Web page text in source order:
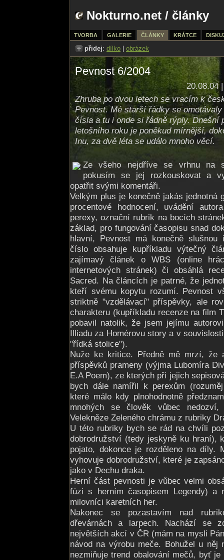
Nokturno.net / články
TVORBA GALERIE ČLÁNKY KRÁTCE
přidej: dílko obrázek
Pevnost 6/2004
20.08.04
Zhruba po dvou letech se vracím k
Pevnost. Mé starší řádky se
čísla a tu i onde si řádně rýply. Dnešní
letošního roku je poněkud mírnější,
Inu, za dvě léta se událo mnoho věcí.
Ze všeho nejdříve se vrhnu na
pokusím se jej rozkouskovat a
opatřit svými komentáři.
Velkým plus je konečně jakás jednotná
procentové hodnocení, uvádění
perexy, označní rubrik na bocích
základ, pro fungování časopisu snad
hlavní, Pevnost má konečně slušnou
číslo obsahuje kupříkladu výtečný
zajímavý článek o WBS (online
internetových stránek) či obsáhlá
Sacred. Na článcích je patrné, že
kteří svému kopytu rozumí. Pevnost
striktně "vzdělávací" příspěvky, ale
charakteru (kupříkladu recenze na film
pobavil natolik, že jsem jejímu
Illiadu za Homérovu story a v
"řídká stolice").
Nuže ke kritice. Předně mě mrzí, že
příspěvků prameny (výjma Lubomíra
E.A Poem), ze kterých při jejich
bych dále namířil k perexům
které málo kdy plnohodnotně
mnohých se člověk vůbec
Velekněze Zeleného chrámu z rubriky
U této rubriky bych se rád na chvíli
dobrodružství (tedy jeskyně ku hraní),
pojato, dokonce je rozděleno na díly.
vyhovuje dobrodružství, které je
jako v Dechu draka.
Herní část pevnosti je vůbec velmi
fúzi s herním časopisem Legendy) a
milovníci karetních her.
Nakonec se pozastavím nad
dřevárnách a larpech. Nachází se
největších akcí v ČR (mám na mysli
návod na výrobu meče. Bohužel u něj
nezmiňuje trend obalování mečů, byť